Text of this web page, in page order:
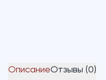
ОписаниеОтзывы (0)